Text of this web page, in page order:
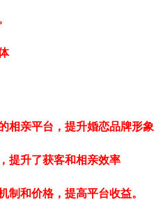
相亲平台，提升婚恋品牌形象
提升了获客和相亲效率
制和价格，提高平台收益。